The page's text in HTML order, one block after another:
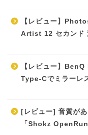
【レビュー】
Artist 12 セカンド
【レビュー】
Type-Cでミラーレ
[レビュー] 音質が
「Shokz